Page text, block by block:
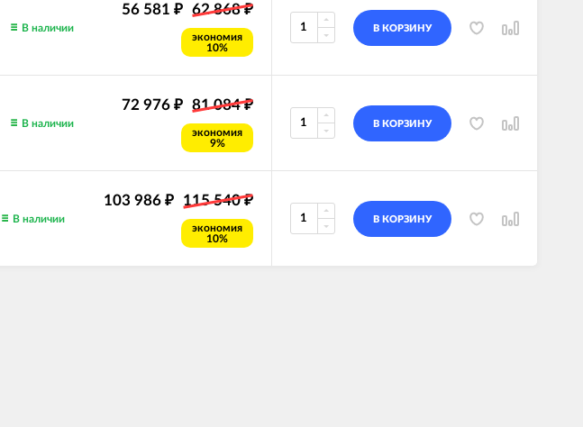
56 581 ₽ 62 868₽
экономия
10%
В наличии В КОРЗИНУ
72 976 ₽ 81 084₽
экономия
9%
В наличии В КОРЗИНУ
103 986 ₽ 115 540₽
экономия
10%
В наличии В КОРЗИНУ